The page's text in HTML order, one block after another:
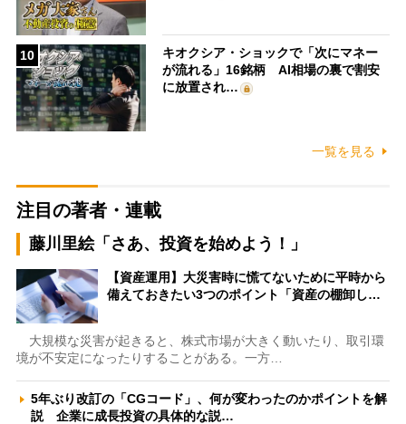
10
キオクシア・ショックで「次にマネー
が流れる」16銘柄 AI相場の裏で割安
に放置され…
一覧を見る
注目の著者・連載
藤川里絵「さあ、投資を始めよう！」
【資産運用】大災害時に慌てないために平時から
備えておきたい3つのポイント「資産の棚卸し…
大規模な災害が起きると、株式市場が大きく動いたり、取引環
境が不安定になったりすることがある。一方…
5年ぶり改訂の「CGコード」、何が変わったのかポイントを解
説 企業に成長投資の具体的な説…